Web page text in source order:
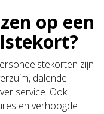
op een
zijn
dalende
service. Ook
en verhoogde